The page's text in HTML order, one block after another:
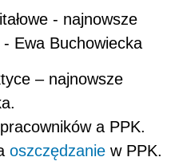
- najnowsze
Ewa Buchowiecka
– najnowsze
a PPK.
oszczędzanie w PPK.